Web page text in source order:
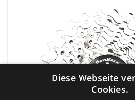
Diese Webseite
Cookies.